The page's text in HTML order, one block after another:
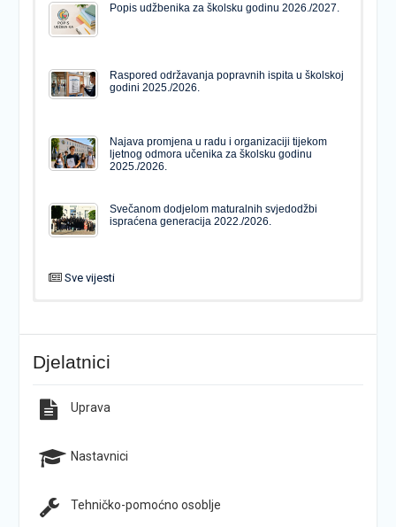
Popis udžbenika za školsku godinu 2026./2027.
Raspored održavanja popravnih ispita u školskoj
godini 2025./2026.
Najava promjena u radu i organizaciji tijekom
ljetnog odmora učenika za školsku godinu
2025./2026.
Svečanom dodjelom maturalnih svjedodžbi
ispraćena generacija 2022./2026.
Sve vijesti
Popis udžbenika za školsku godinu 2026./2027.
godini 2025./2026.
Najava promjena u radu i organizaciji tijekom
Natječaj za upis u 1. razred Katoličke gimnazije s
pravom javnosti
Završna konferencija ŠPD-a “Pegaz”
Djelatnici
Uprava
Nastavnici
Tehničko-pomoćno osoblje